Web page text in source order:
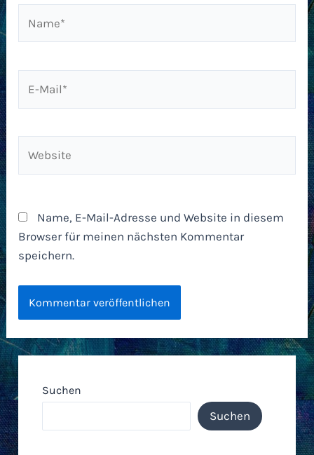
Mail*
Name, E-Mail-Adresse und Website in diesem
Browser für meinen nächsten Kommentar
speichern.
Suchen
Suchen